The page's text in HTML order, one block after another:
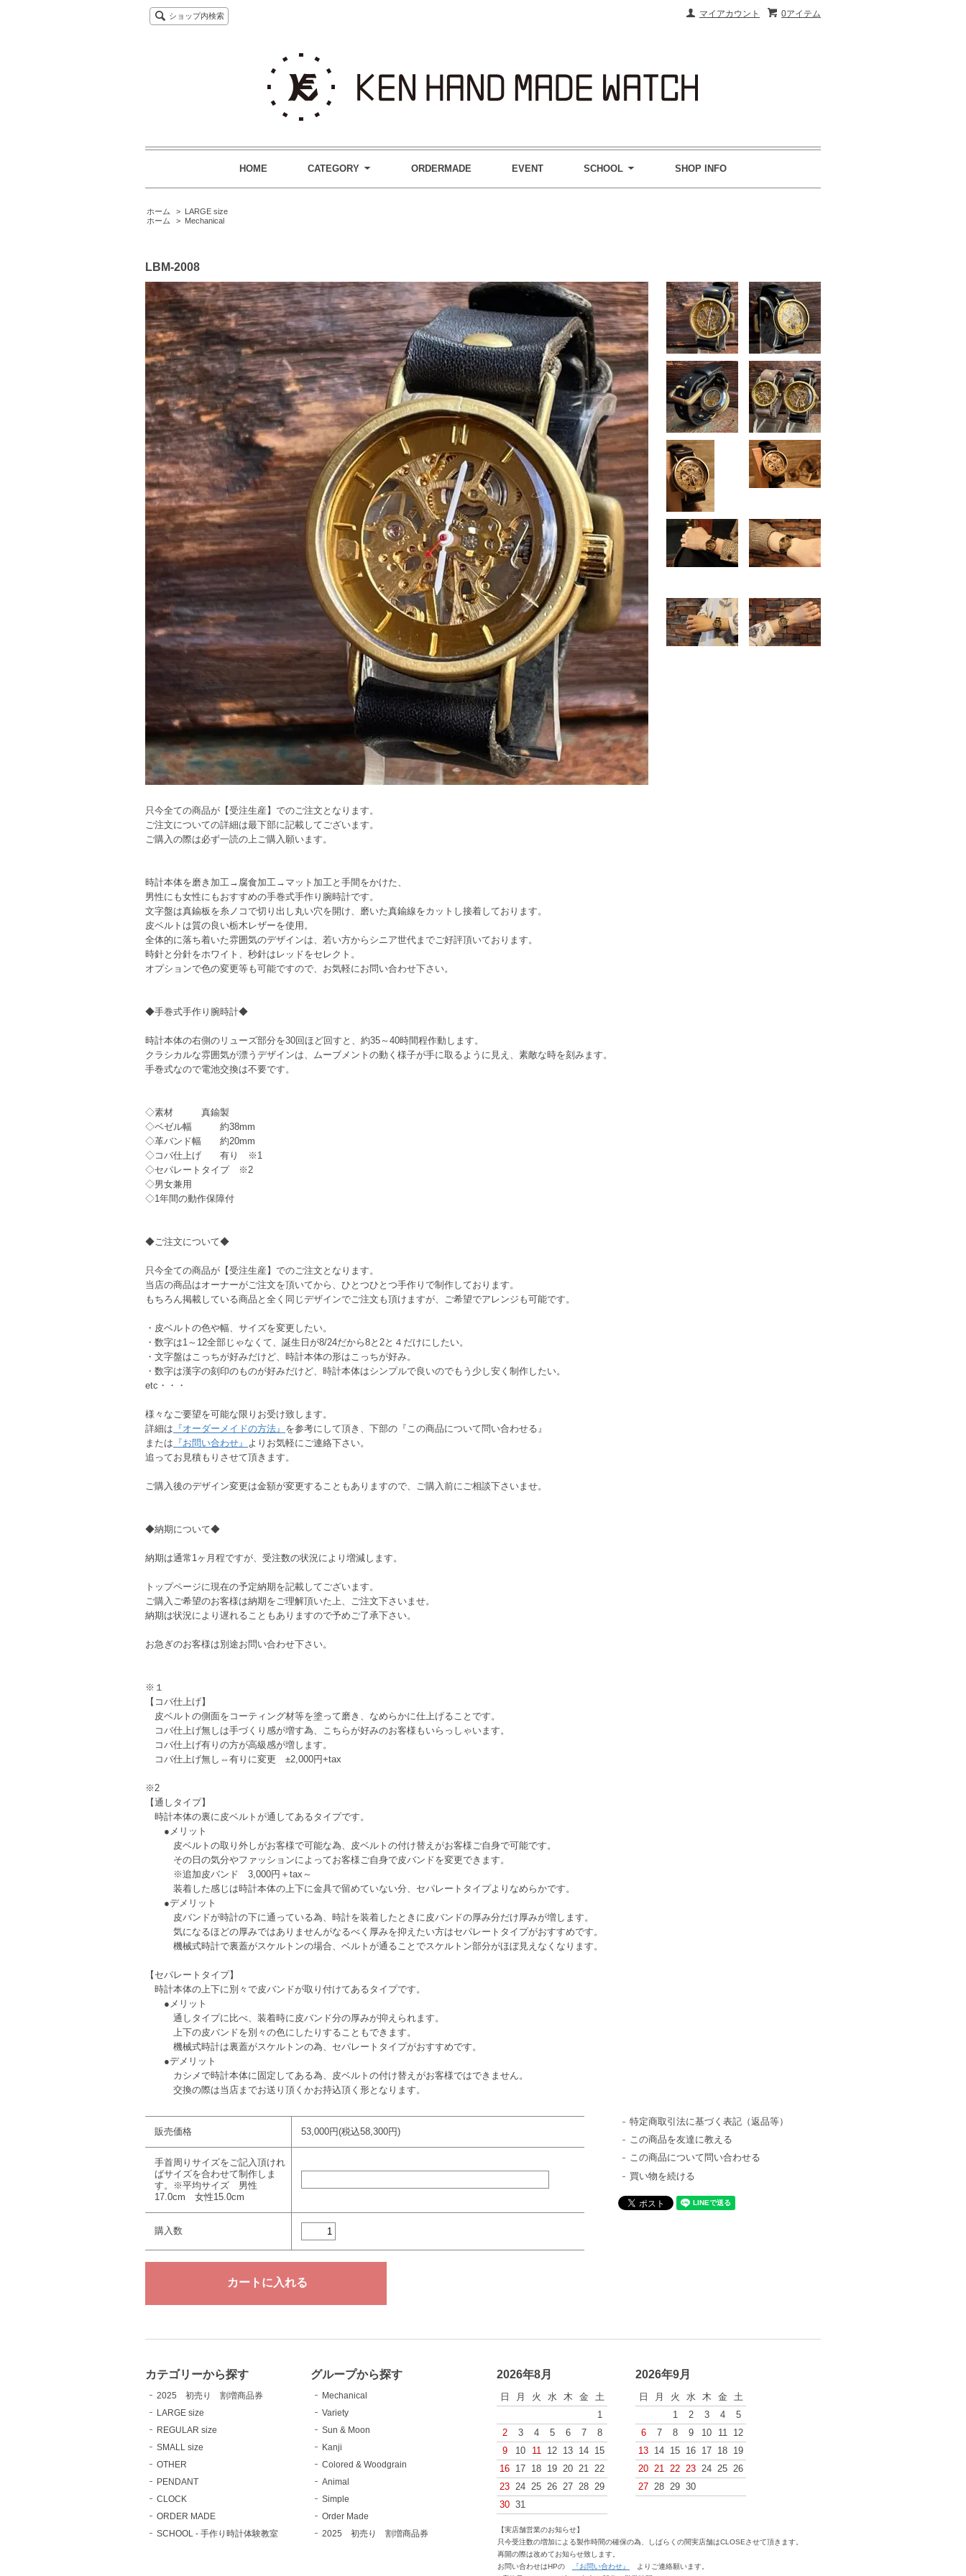
0アイテム
マイアカウント
ショップ内検索
HOME CATEGORY ORDERMADE EVENT SCHOOL SHOP INFO
ホーム > LARGE size
ホーム
> Mechanical
LBM-2008
只今全ての商品が【受注生産】でのご注文となります。
ご注文についての詳細は最下部に記載してございます。
ご購入の際は必ず一読の上ご購入願います。
時計本体を磨き加工→腐食加工→マット加工と手間をかけた、
男性にも女性にもおすすめの手巻式手作り腕時計です。
文字盤は真鍮板を糸ノコで切り出し丸い穴を開け、磨いた真鍮線をカットし接着しております。
皮ベルトは質の良い栃木レザーを使用。
全体的に落ち着いた雰囲気のデザインは、若い方からシニア世代までご好評頂いております。
時針と分針をホワイト、秒針はレッドをセレクト。
オプションで色の変更等も可能ですので、お気軽にお問い合わせ下さい。
◆手巻式手作り腕時計◆
時計本体の右側のリューズ部分を30回ほど回すと、約35～40時間程作動します。
クラシカルな雰囲気が漂うデザインは、ムーブメントの動く様子が手に取るように見え、素敵な時を刻みます。
手巻式なので電池交換は不要です。
◇素材 真鍮製
◇ベゼル幅 約38mm
◇革バンド幅 約20mm
◇コバ仕上げ 有り ※1
◇セパレートタイプ ※2
◇男女兼用
◇1年間の動作保障付
◆ご注文について◆
只今全ての商品が【受注生産】でのご注文となります。
当店の商品はオーナーがご注文を頂いてから、ひとつひとつ手作りで制作しております。
もちろん掲載している商品と全く同じデザインでご注文も頂けますが、ご希望でアレンジも可能です。
・皮ベルトの色や幅、サイズを変更したい。
・数字は1～12全部じゃなくて、誕生日が8/24だから8と2と４だけにしたい。
・文字盤はこっちが好みだけど、時計本体の形はこっちが好み。
・数字は漢字の刻印のものが好みだけど、時計本体はシンプルで良いのでもう少し安く制作したい。
etc・・・
様々なご要望を可能な限りお受け致します。
詳細は 『オーダーメイドの方法』 を参考にして頂き、下部の『この商品について問い合わせる』
または 『お問い合わせ』 よりお気軽にご連絡下さい。
追ってお見積もりさせて頂きます。
ご購入後のデザイン変更は金額が変更することもありますので、ご購入前にご相談下さいませ。
◆納期について◆
納期は通常1ヶ月程ですが、受注数の状況により増減します。
トップページに現在の予定納期を記載してございます。
ご購入ご希望のお客様は納期をご理解頂いた上、ご注文下さいませ。
納期は状況により遅れることもありますので予めご了承下さい。
お急ぎのお客様は別途お問い合わせ下さい。
※１
【コバ仕上げ】
皮ベルトの側面をコーティング材等を塗って磨き、なめらかに仕上げることです。
コバ仕上げ無しは手づくり感が増す為、こちらが好みのお客様もいらっしゃいます。
コバ仕上げ有りの方が高級感が増します。
コバ仕上げ無し⇔有りに変更 ±2,000円+tax
※2
【通しタイプ】
時計本体の裏に皮ベルトが通してあるタイプです。
●メリット
皮ベルトの取り外しがお客様で可能な為、皮ベルトの付け替えがお客様ご自身で可能です。
その日の気分やファッションによってお客様ご自身で皮バンドを変更できます。
※追加皮バンド 3,000円＋tax～
装着した感じは時計本体の上下に金具で留めていない分、セパレートタイプよりなめらかです。
●デメリット
皮バンドが時計の下に通っている為、時計を装着したときに皮バンドの厚み分だけ厚みが増します。
気になるほどの厚みではありませんがなるべく厚みを抑えたい方はセパレートタイプがおすすめです。
機械式時計で裏蓋がスケルトンの場合、ベルトが通ることでスケルトン部分がほぼ見えなくなります。
【セパレートタイプ】
時計本体の上下に別々で皮バンドが取り付けてあるタイプです。
●メリット
通しタイプに比べ、装着時に皮バンド分の厚みが抑えられます。
上下の皮バンドを別々の色にしたりすることもできます。
機械式時計は裏蓋がスケルトンの為、セパレートタイプがおすすめです。
●デメリット
カシメで時計本体に固定してある為、皮ベルトの付け替えがお客様ではできません。
交換の際は当店までお送り頂くかお持込頂く形となります。
販売価格 53,000円(税込58,300円)
手首周りサイズをご記入頂けれ
ばサイズを合わせて制作しま
す。※平均サイズ 男性
17.0cm 女性15.0cm
購入数
特定商取引法に基づく表記（返品等）
この商品を友達に教える
この商品について問い合わせる
買い物を続ける
カテゴリーから探す
2025 初売り 割増商品券
LARGE size
REGULAR size
SMALL size
OTHER
PENDANT
CLOCK
ORDER MADE
SCHOOL - 手作り時計体験教室
2026年8月
日 月 火 水 木 金
土
1
2
3 4 5 6 7
8
9
10 11 12 13 14 15
16 17 18 19 20 21
22
23 24 25 26 27 28 29
30 31
2026年9月
日 月 火 水 木 金
土
1
2 3 4
5
6
7 8 9 10 11
12
13 14 15 16 17 18 19
20 21 22 23 24 25 26
27 28 29 30
【実店舗営業のお知らせ】
只今受注数の増加による製作時間の確保の為、しばらくの間実店舗はCLOSEさせて頂きます。
再開の際は改めてお知らせ致します。
お問い合わせはHPの
『お問い合わせ』
よりご連絡願います。
グループから探す
Mechanical
Variety
Sun & Moon
Kanji
Colored & Woodgrain
Animal
Simple
Order Made
2025 初売り 割増商品券